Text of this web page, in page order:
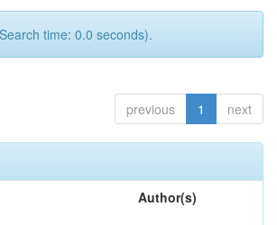
time: 0.0 seconds).
previous 1 next
Author(s)